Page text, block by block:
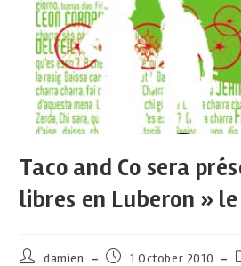
Taco and Co sera
libres en Luberon »
damien 1 October 2010